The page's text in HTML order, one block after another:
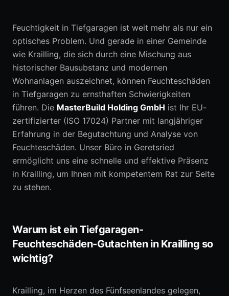
Feuchtigkeit in Tiefgaragen ist weit mehr als nur ein
optisches Problem. Und gerade in einer Gemeinde
wie Krailling, die sich durch eine Mischung aus
historischer Bausubstanz und modernen
Wohnanlagen auszeichnet, können Feuchteschäden
in Tiefgaragen zu ernsthaften Schwierigkeiten
führen. Die MasterBuild Holding GmbH ist Ihr EU-
zertifizierter (ISO 17024) Partner mit langjähriger
Erfahrung in der Begutachtung und Analyse von
Feuchteschäden. Unser Büro in Geretsried
ermöglicht uns eine schnelle und effektive Präsenz
in Krailling, um Ihnen mit kompetentem Rat zur Seite
zu stehen.
Warum ist ein Tiefgaragen-
Feuchteschäden-Gutachten in Krailling so
wichtig?
Krailling, im Herzen des Fünfseenlandes gelegen,